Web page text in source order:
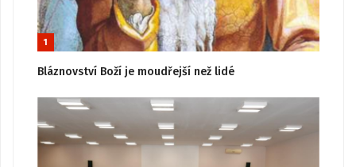
1
Bláznovství Boží je moudřejší než lidé